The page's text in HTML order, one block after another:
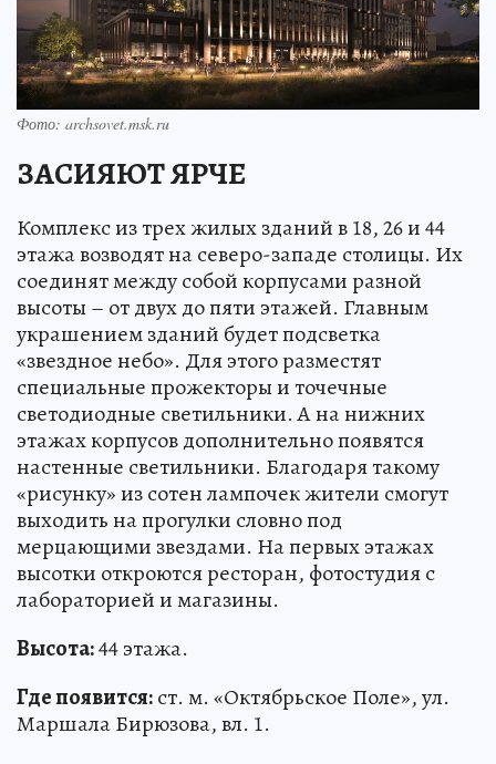
Фото: archsovet.msk.ru
ЗАСИЯЮТ ЯРЧЕ
Комплекс из трех жилых зданий в 18, 26 и 44
этажа возводят на северо-западе столицы. Их
соединят между собой корпусами разной
высоты – от двух до пяти этажей. Главным
украшением зданий будет подсветка
«звездное небо». Для этого разместят
специальные прожекторы и точечные
светодиодные светильники. А на нижних
этажах корпусов дополнительно появятся
настенные светильники. Благодаря такому
«рисунку» из сотен лампочек жители смогут
выходить на прогулки словно под
мерцающими звездами. На первых этажах
высотки откроются ресторан, фотостудия с
лабораторией и магазины.
Высота:44 этажа.
Где появится:ст. м. «Октябрьское Поле», ул.
Маршала Бирюзова, вл. 1.